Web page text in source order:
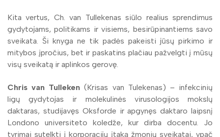
Kita vertus, Ch. van Tullekenas siūlo realius sprendimus
gydytojams, politikams ir visiems, besirūpinantiems savo
sveikata. Ši knyga ne tik padės pakeisti jūsų pirkimo ir
mitybos įpročius, bet ir paskatins plačiau pažvelgti į mūsų
visų sveikatą ir aplinkos gerovę.
Chris van Tulleken (Krisas van Tulekenas) – infekcinių
ligų gydytojas ir molekulinės virusologijos mokslų
daktaras, studijavęs Oksforde ir apgynęs daktaro laipsnį
Londono universiteto koledže, kur dirba docentu. Jo
tyrimai sutelkti į korporacijų įtaką žmonių sveikatai, ypač